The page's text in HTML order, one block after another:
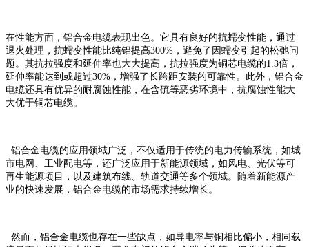
在性能方面，铝合金电缆表现出色。它具有良好的抗蠕变性能，通过
退火处理，抗蠕变性能比纯铝提高300%，避免了因蠕变引起的松弛问
题。其抗拉强度和延伸率也大大提高，抗拉强度为铜芯电缆的1.3倍，
延伸率能达到或超过30%，增强了长跨距安装的可靠性。此外，铝合金
电缆还具有优异的耐腐蚀性能，在含硫等恶劣环境中，抗腐蚀性能大
大优于铜芯电缆。
铝合金电缆的应用领域广泛，不仅适用于传统的电力传输系统，如城
市电网、工业配电等，还广泛应用于新能源领域，如风电、光伏等可
再生能源项目，以及建筑布线、轨道交通等多个领域。随着新能源产
业的快速发展，铝合金电缆的市场需求持续增长。
然而，铝合金电缆也存在一些缺点，如导电率与铜相比偏小，相同载